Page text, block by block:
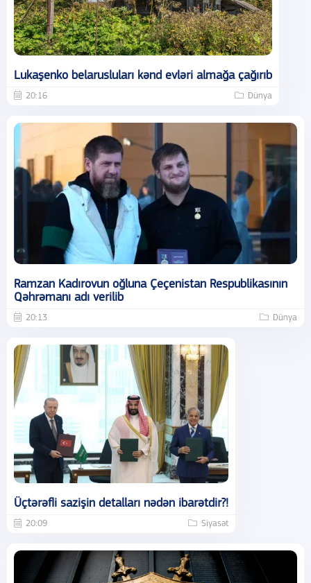
Lukaşenko belarusluları kənd evləri almağa çağırıb
20:16 Dünya
Ramzan Kadırovun oğluna Çeçenistan Respublikasının
Qəhrəmanı adı verilib
20:13 Dünya
Üçtərəfli sazişin detalları nədən ibarətdir?!
20:09 Siyasət